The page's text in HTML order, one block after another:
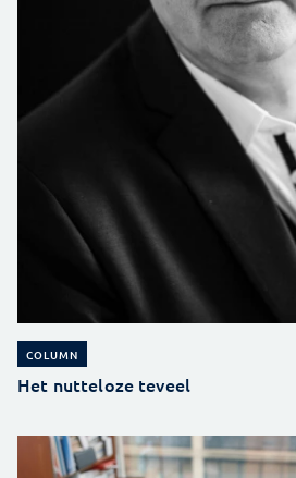
COLUMN
Het nutteloze teveel